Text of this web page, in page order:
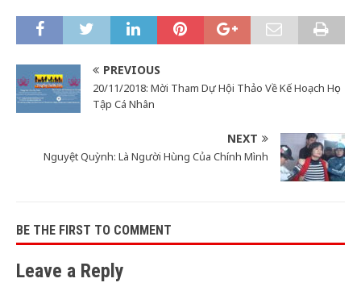
PREVIOUS
20/11/2018: Mời Tham Dự Hội Thảo Về Kế Hoạch Học
Tập Cá Nhân
NEXT
Nguyệt Quỳnh: Là Người Hùng Của Chính Mình
BE THE FIRST TO COMMENT
Leave a Reply